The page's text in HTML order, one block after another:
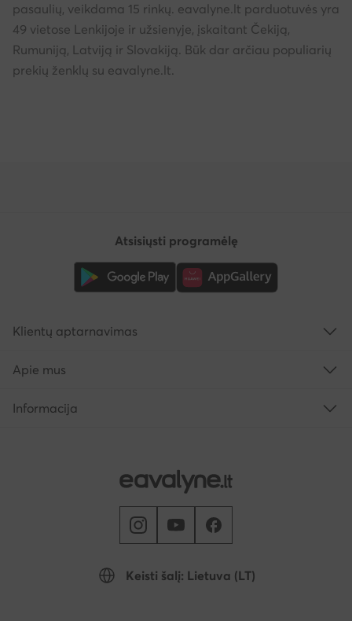
pasaulių, veikdama 15 rinkų. eavalyne.lt parduotuvės yra
49 vietose Lenkijoje ir užsienyje, įskaitant Čekiją,
Rumuniją, Latviją ir Slovakiją. Būk dar arčiau populiarių
prekių ženklų su eavalyne.lt.
Keisti šalį: Lietuva (LT)
Atsisiųsti programėlę
Klientų aptarnavimas
Apie mus
Informacija